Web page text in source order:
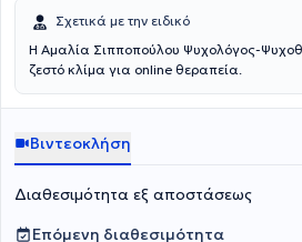
Σχετικά με την ειδικό
Η Αμαλία Σιπποπούλου Ψυχολόγος-
ζεστό κλίμα για online θεραπεία.
Βιντεοκλήση
Διαθεσιμότητα εξ αποστάσεως
Επόμενη διαθεσιμότητα